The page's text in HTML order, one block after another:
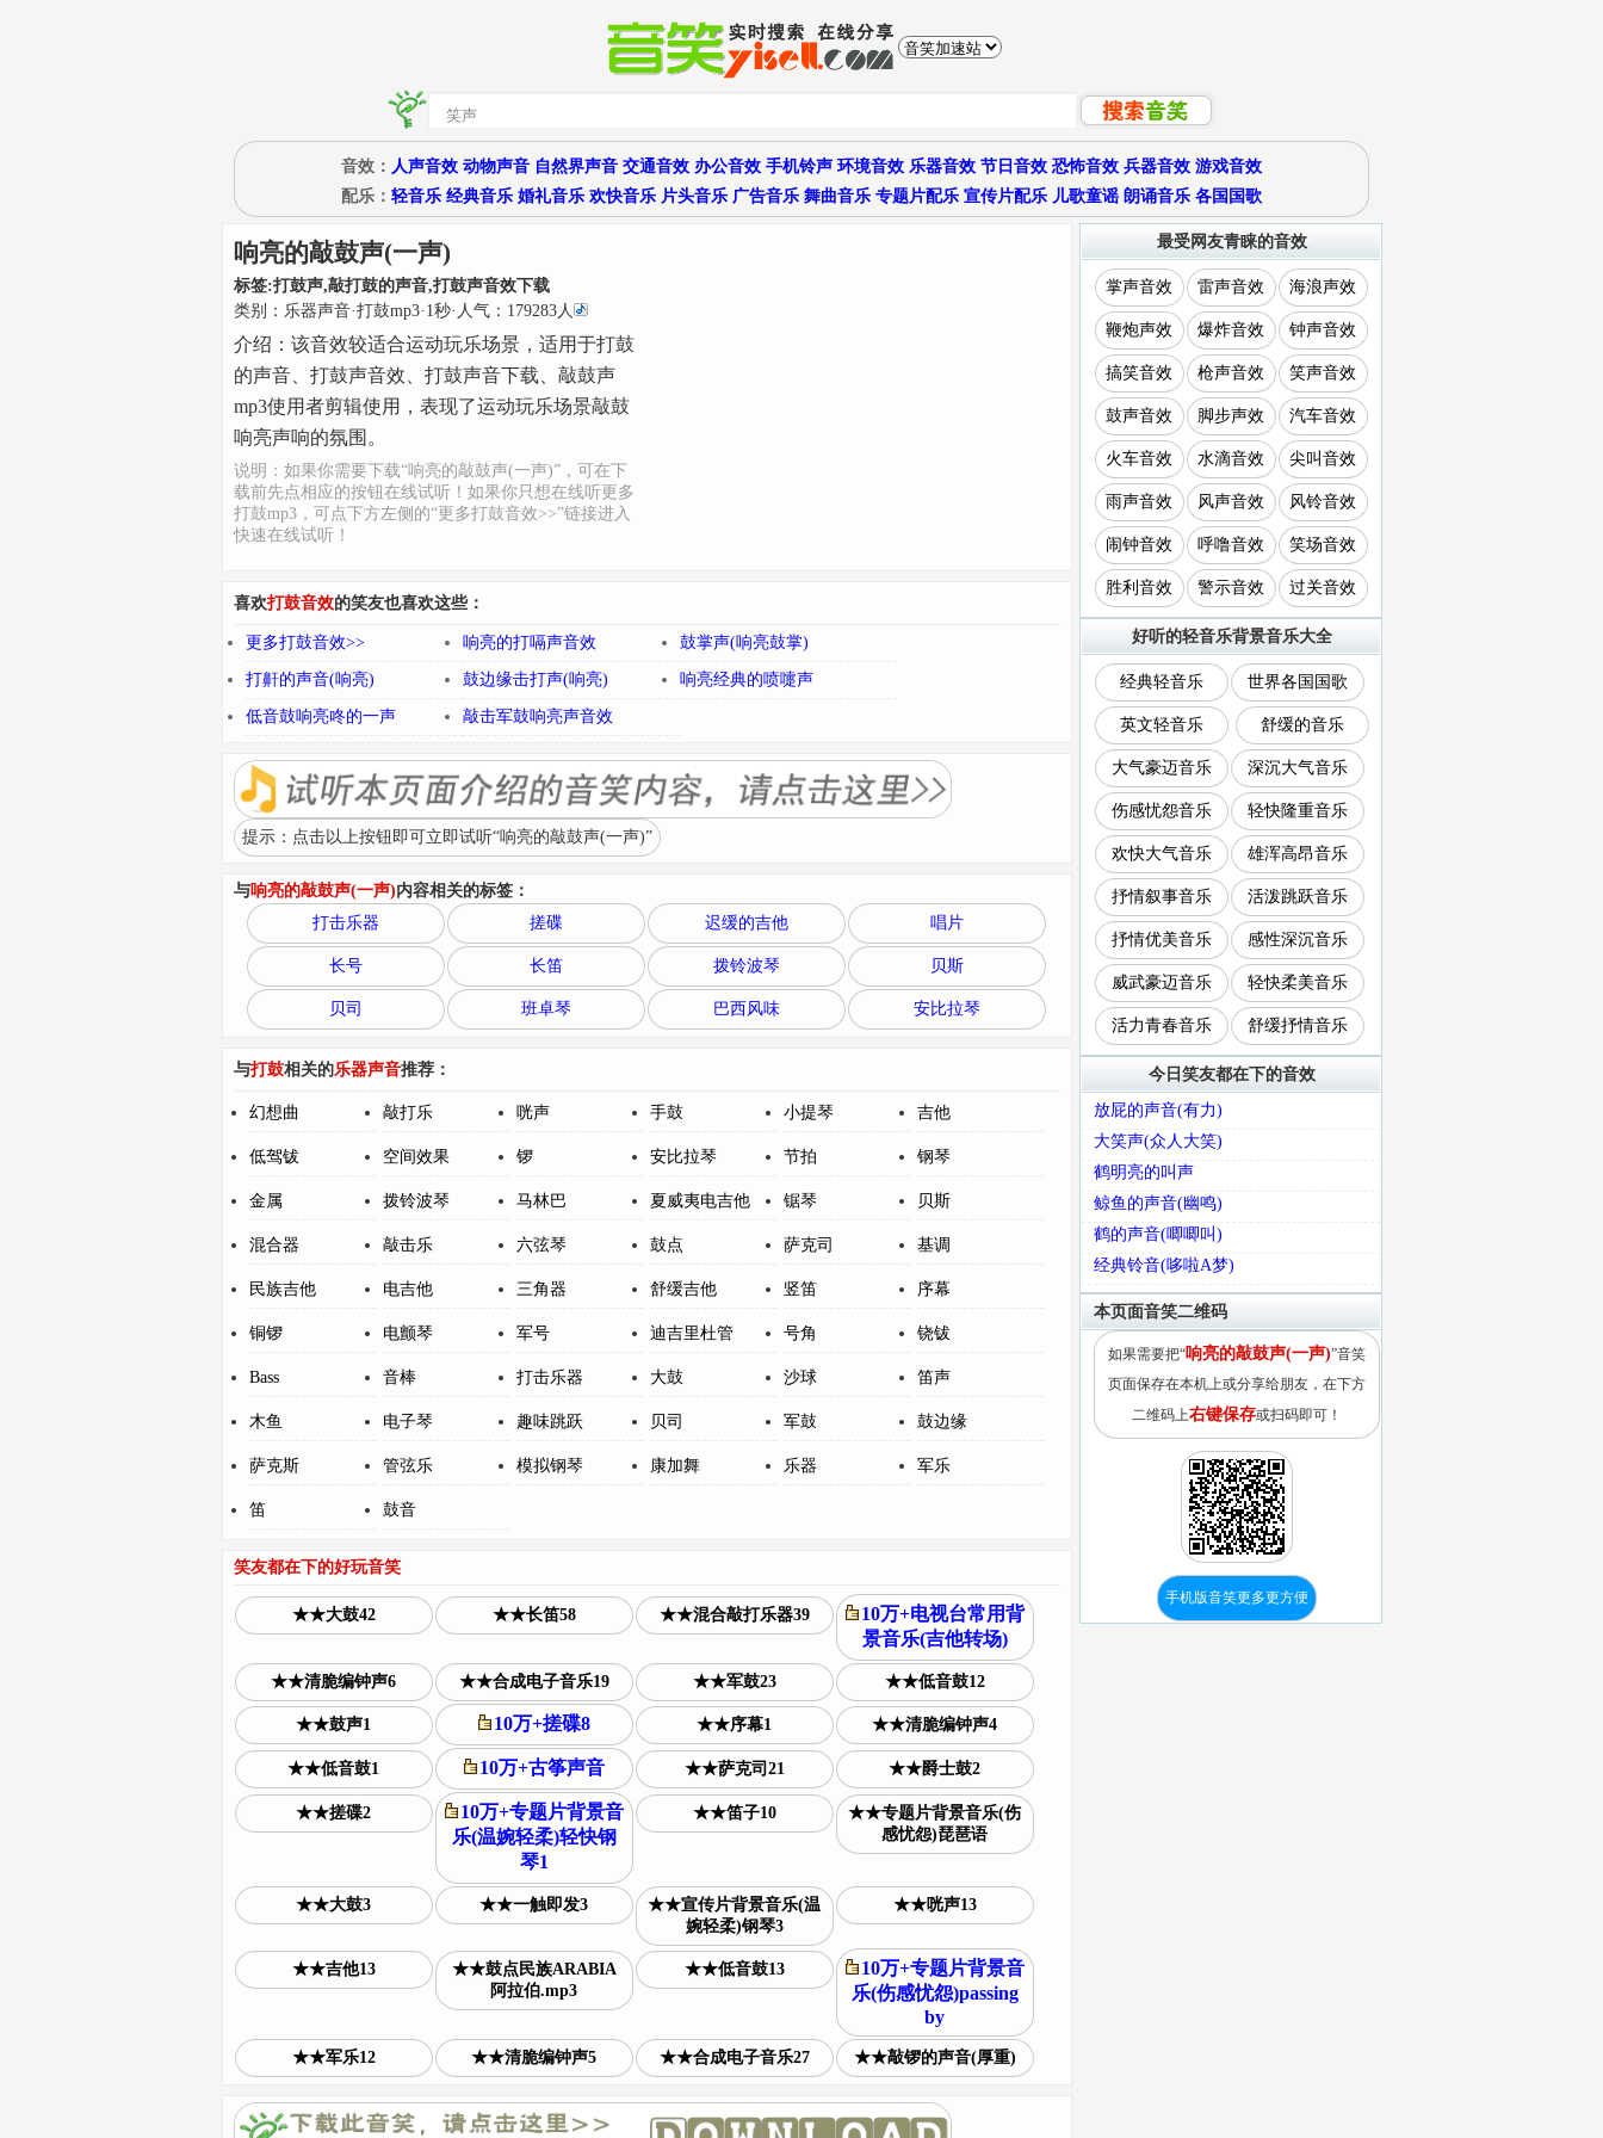
音效： 人声音效 动物声音 自然界声音 交通音效 办公音效 手机铃声 环境音效 乐器音效 节日音效 恐怖音效 兵器音效 游戏音效
配乐： 轻音乐 经典音乐 婚礼音乐 欢快音乐 片头音乐 广告音乐 舞曲音乐 专题片配乐 宣传片配乐 儿歌童谣 朗诵音乐 各国国歌
响亮的敲鼓声(一声)
标签:打鼓声,敲打鼓的声音,打鼓声音效下载
类别： 乐器声音·打鼓mp3· 1秒·人气：179283人
介绍： 该音效较适合运动玩乐场景，适用于打鼓
的声音、打鼓声音效、打鼓声音下载、敲鼓声
mp3使用者剪辑使用，表现了运动玩乐场景敲鼓
响亮声响的氛围。
说明：如果你需要下载“响亮的敲鼓声(一声)”，可在下
载前先点相应的按钮在线试听！如果你只想在线听更多
打鼓mp3，可点下方左侧的“更多打鼓音效>>”链接进入
快速在线试听！
喜欢打鼓音效的笑友也喜欢这些：
更多打鼓音效>> 响亮的打嗝声音效 鼓掌声(响亮鼓掌)
打鼾的声音(响亮) 鼓边缘击打声(响亮) 响亮经典的喷嚏声
低音鼓响亮咚的一声 敲击军鼓响亮声音效
提示：点击以上按钮即可立即试听“响亮的敲鼓声(一声)”
与响亮的敲鼓声(一声)内容相关的标签：
打击乐器
搓碟 迟缓的吉他 唱片
长号 长笛 拨铃波琴 贝斯
贝司 班卓琴 巴西风味 安比拉琴
与打鼓相关的乐器声音推荐：
幻想曲 敲打乐 咣声 手鼓 小提琴 吉他
低驾钹 空间效果 锣 安比拉琴 节拍 钢琴
金属 拨铃波琴 马林巴 夏威夷电吉他 锯琴 贝斯
混合器 敲击乐 六弦琴 鼓点 萨克司 基调
民族吉他 电吉他 三角器 舒缓吉他 竖笛 序幕
铜锣 电颤琴 军号 迪吉里杜管 号角 铙钹
Bass 音棒 打击乐器 大鼓 沙球 笛声
木鱼 电子琴 趣味跳跃 贝司 军鼓 鼓边缘
萨克斯 管弦乐 模拟钢琴 康加舞 乐器 军乐
笛 鼓音
笑友都在下的好玩音笑
★★大鼓42 ★★长笛58 ★★混合敲打乐器39
10万+电视台常用背
景音乐(吉他转场)
★★清脆编钟声6 ★★合成电子音乐19 ★★军鼓23 ★★低音鼓12
★★鼓声1 10万+搓碟8 ★★序幕1 ★★清脆编钟声4
★★低音鼓1 10万+古筝声音 ★★萨克司21 ★★爵士鼓2
★★搓碟2
10万+专题片背景音
乐(温婉轻柔)轻快钢
琴1
★★笛子10
★★专题片背景音乐(伤
感忧怨)琵琶语
★★大鼓3 ★★一触即发3
★★宣传片背景音乐(温
婉轻柔)钢琴3
★★咣声13
★★吉他13
★★鼓点民族ARABIA
阿拉伯.mp3
★★低音鼓13
10万+专题片背景音
乐(伤感忧怨)passing
by
★★军乐12 ★★清脆编钟声5 ★★合成电子音乐27 ★★敲锣的声音(厚重)
最受网友青睐的音效
掌声音效 雷声音效 海浪声效
鞭炮声效 爆炸音效 钟声音效
搞笑音效 枪声音效 笑声音效
鼓声音效 脚步声效 汽车音效
火车音效 水滴音效 尖叫音效
雨声音效 风声音效 风铃音效
闹钟音效 呼噜音效 笑场音效
胜利音效 警示音效 过关音效
好听的轻音乐背景音乐大全
经典轻音乐 世界各国国歌
英文轻音乐 舒缓的音乐
大气豪迈音乐 深沉大气音乐
伤感忧怨音乐 轻快隆重音乐
欢快大气音乐 雄浑高昂音乐
抒情叙事音乐 活泼跳跃音乐
抒情优美音乐 感性深沉音乐
威武豪迈音乐 轻快柔美音乐
活力青春音乐 舒缓抒情音乐
今日笑友都在下的音效
放屁的声音(有力)
大笑声(众人大笑)
鹤明亮的叫声
鲸鱼的声音(幽鸣)
鹤的声音(唧唧叫)
经典铃音(哆啦A梦)
本页面音笑二维码
如果需要把“响亮的敲鼓声(一声)”音笑
页面保存在本机上或分享给朋友，在下方
二维码上右键保存或扫码即可！
手机版音笑更多更方便